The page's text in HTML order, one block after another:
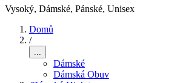
Vysoký, Dámské, Pánské, Unisex
Domů
/
...
Dámské
Dámská Obuv